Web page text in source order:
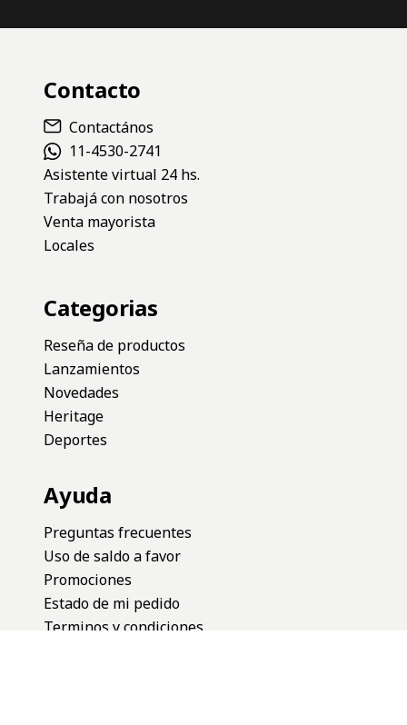
Contacto
Contactános
11-4530-2741
Asistente virtual 24 hs.
Trabajá con nosotros
Venta mayorista
Locales
Categorias
Reseña de productos
Lanzamientos
Novedades
Heritage
Deportes
Ayuda
Preguntas frecuentes
Uso de saldo a favor
Promociones
Estado de mi pedido
Terminos y condiciones